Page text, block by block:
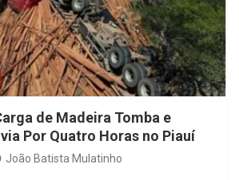
de Madeira Tomba e
Por Quatro Horas no Piauí
João Batista Mulatinho